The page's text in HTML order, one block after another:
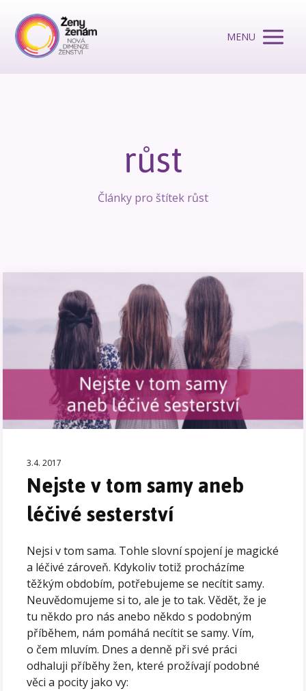
MENU
růst
Články pro štítek růst
3.4. 2017
Nejste v tom samy aneb
léčivé sesterství
Nejsi v tom sama. Tohle slovní spojení je magické
a léčivé zároveň. Kdykoliv totiž procházíme
těžkým obdobím, potřebujeme se necítit samy.
Neuvědomujeme si to, ale je to tak. Vědět, že je
tu někdo pro nás anebo někdo s podobným
příběhem, nám pomáhá necítit se samy. Vím,
o čem mluvím. Dnes a denně při své práci
odhaluji příběhy žen, které prožívají podobné
věci a pocity jako vy: